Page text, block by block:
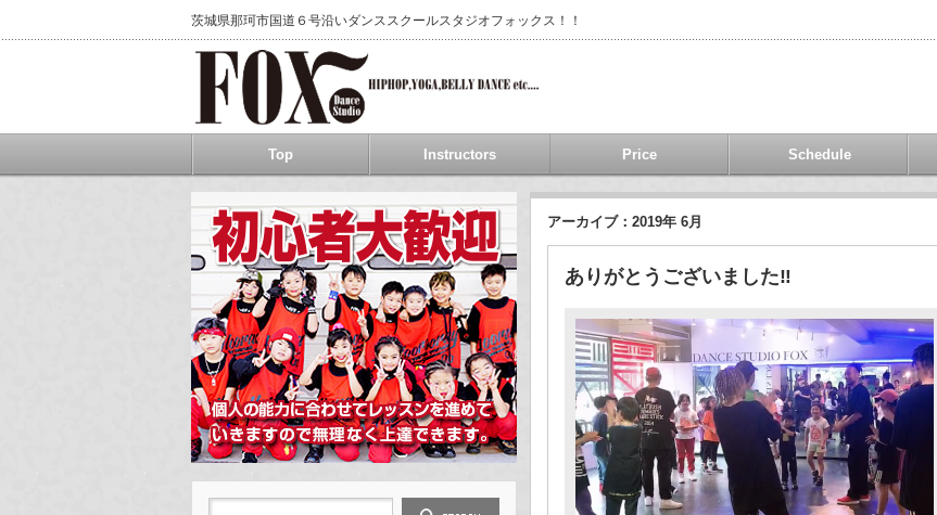
茨城県那珂市国道６号沿いダンススクールスタジオフォックス！！
Top Instructors Price Schedule
アーカイブ：2019年 6月
ありがとうございました‼︎